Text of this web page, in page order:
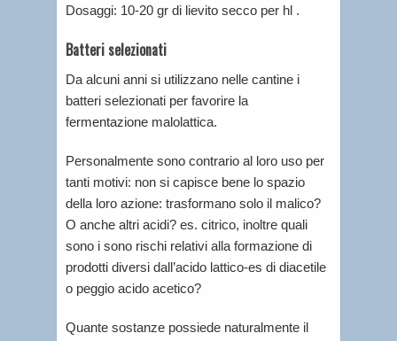
Dosaggi: 10-20 gr di lievito secco per hl .
Batteri selezionati
Da alcuni anni si utilizzano nelle cantine i
batteri selezionati per favorire la
fermentazione malolattica.
Personalmente sono contrario al loro uso per
tanti motivi: non si capisce bene lo spazio
della loro azione: trasformano solo il malico?
O anche altri acidi? es. citrico, inoltre quali
sono i sono rischi relativi alla formazione di
prodotti diversi dall’acido lattico-es di diacetile
o peggio acido acetico?
Quante sostanze possiede naturalmente il